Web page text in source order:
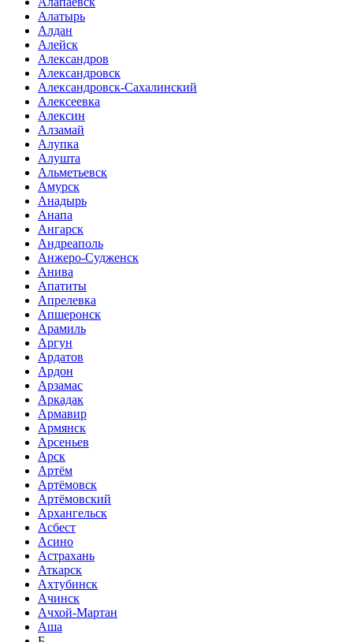
Алатырь
Алдан
Алейск
Александров
Александровск
Александровск-Сахалинский
Алексеевка
Алексин
Алзамай
Алупка
Алушта
Альметьевск
Амурск
Анадырь
Анапа
Ангарск
Андреаполь
Анжеро-Судженск
Анива
Апатиты
Апрелевка
Апшеронск
Арамиль
Аргун
Ардатов
Ардон
Арзамас
Аркадак
Армавир
Армянск
Арсеньев
Арск
Артём
Артёмовск
Артёмовский
Архангельск
Асбест
Асино
Астрахань
Аткарск
Ахтубинск
Ачинск
Ачхой-Мартан
Аша